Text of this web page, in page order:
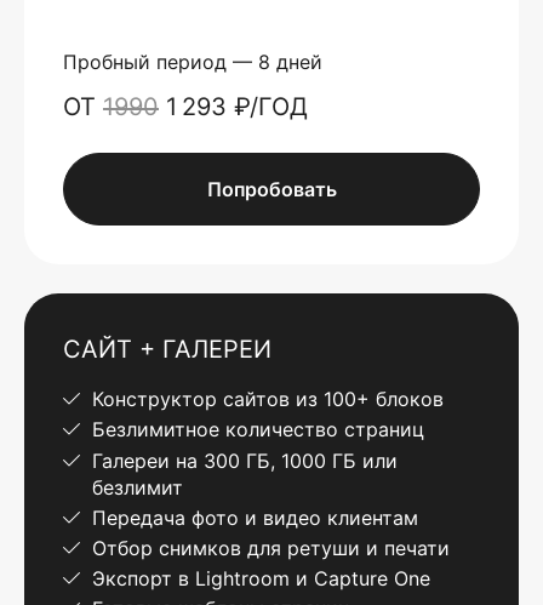
Пробный период — 8 дней
ОТ 1990 1 293 ₽/ГОД
Попробовать
САЙТ + ГАЛЕРЕИ
Конструктор сайтов из 100+ блоков
Безлимитное количество страниц
Галереи на 300 ГБ, 1000 ГБ или
безлимит
Передача фото и видео клиентам
Отбор снимков для ретуши и печати
Экспорт в Lightroom и Capture One